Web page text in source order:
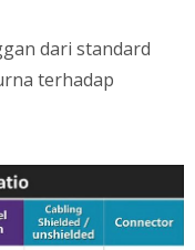
dari standard
terhadap